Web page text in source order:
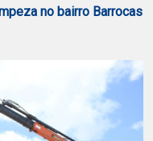
no bairro Barrocas